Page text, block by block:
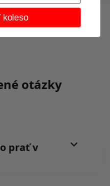
otázky
prať v
koleso